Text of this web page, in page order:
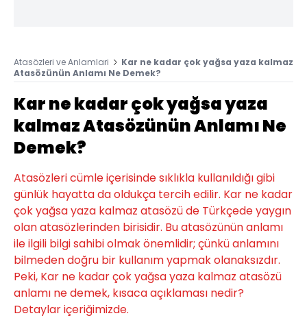
Atasözleri ve Anlamlari
Kar ne kadar çok yağsa yaza kalmaz
Atasözünün Anlamı Ne Demek?
Kar ne kadar çok yağsa yaza
kalmaz Atasözünün Anlamı Ne
Demek?
Atasözleri cümle içerisinde sıklıkla kullanıldığı gibi
günlük hayatta da oldukça tercih edilir. Kar ne kadar
çok yağsa yaza kalmaz atasözü de Türkçede yaygın
olan atasözlerinden birisidir. Bu atasözünün anlamı
ile ilgili bilgi sahibi olmak önemlidir; çünkü anlamını
bilmeden doğru bir kullanım yapmak olanaksızdır.
Peki, Kar ne kadar çok yağsa yaza kalmaz atasözü
anlamı ne demek, kısaca açıklaması nedir?
Detaylar içeriğimizde.